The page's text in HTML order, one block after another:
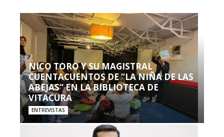
NICO TORO Y SU MAGISTRAL
CUENTACUENTOS DE “LA NIÑA DE LAS
ABEJAS” EN LA BIBLIOTECA DE
VITACURA
ENTREVISTAS